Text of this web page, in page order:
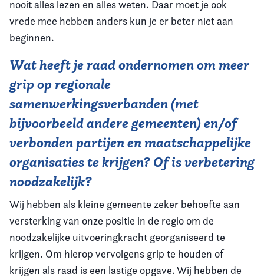
nooit alles lezen en alles weten. Daar moet je ook
vrede mee hebben anders kun je er beter niet aan
beginnen.
Wat heeft je raad ondernomen om meer
grip op regionale
samenwerkingsverbanden (met
bijvoorbeeld andere gemeenten) en/of
verbonden partijen en maatschappelijke
organisaties te krijgen? Of is verbetering
noodzakelijk?
Wij hebben als kleine gemeente zeker behoefte aan
versterking van onze positie in de regio om de
noodzakelijke uitvoeringkracht georganiseerd te
krijgen. Om hierop vervolgens grip te houden of
krijgen als raad is een lastige opgave. Wij hebben de